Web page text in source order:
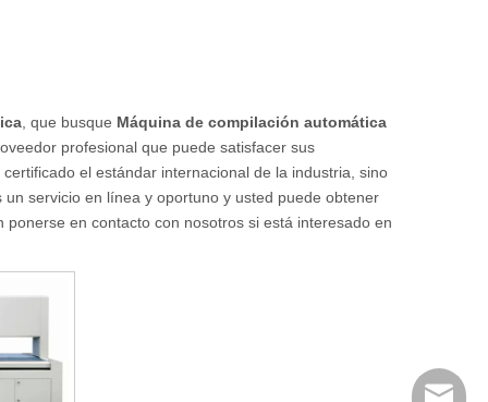
, que busque Máquina de compilación automática
profesional que puede satisfacer sus
el estándar internacional de la industria, sino
servicio en línea y oportuno y usted puede obtener
ponerse en contacto con nosotros si está interesado en